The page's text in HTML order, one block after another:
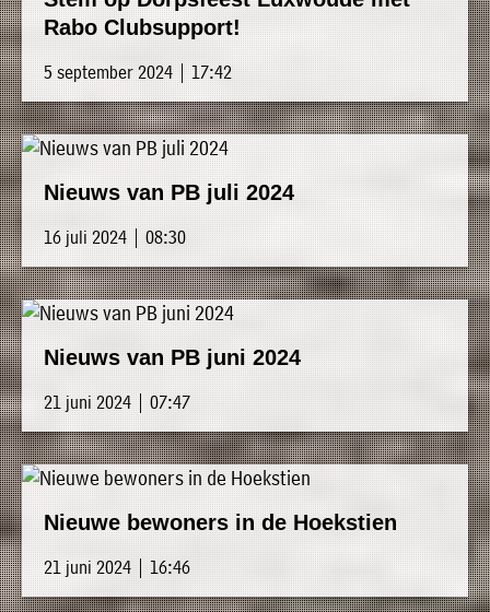
Rabo Clubsupport!
5 september 2024 | 17:42
Nieuws van PB juli 2024
16 juli 2024 | 08:30
Nieuws van PB juni 2024
21 juni 2024 | 07:47
Nieuwe bewoners in de Hoekstien
21 juni 2024 | 16:46